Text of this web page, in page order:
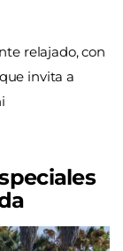
relajado, con
invita a